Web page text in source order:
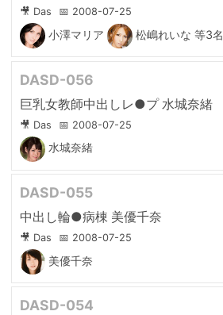
🎥 Das 📅 2008-07-25
小澤マリア 松嶋れいな等3名
DASD-056
巨乳女教師中出しレ●プ 水城奈緒
🎥 Das 📅 2008-07-25
水城奈緒
DASD-055
中出し輪●病棟 美優千奈
🎥 Das 📅 2008-07-25
美優千奈
DASD-054